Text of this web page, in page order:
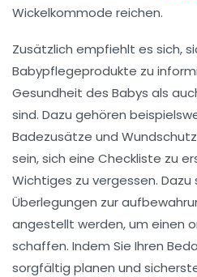
Wickelkommode reichen.
Zusätzlich empfiehlt es sich,
Babypflegeprodukte zu
Gesundheit des Babys als
sind. Dazu gehören
Badezusätze und
sein, sich eine Checkliste zu
Wichtiges zu vergessen. Dazu
Überlegungen zur
angestellt werden, um einen
schaffen. Indem Sie Ihren
sorgfältig planen und